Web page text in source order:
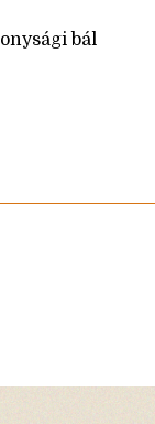
bál